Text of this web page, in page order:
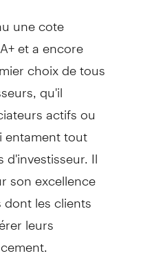
une cote
et a encore
choix de tous
qu'il
actifs ou
tout
Il
son excellence
les clients
leurs